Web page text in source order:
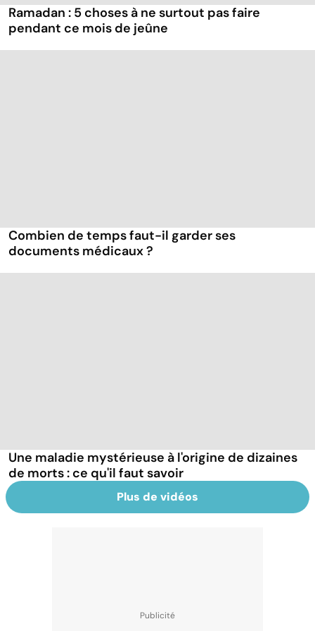
Ramadan : 5 choses à ne surtout pas faire
pendant ce mois de jeûne
Combien de temps faut-il garder ses
documents médicaux ?
Une maladie mystérieuse à l'origine de dizaines
de morts : ce qu'il faut savoir
Plus de vidéos